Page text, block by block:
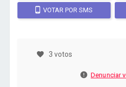
VOTAR POR SMS
3 votos
Denunciar